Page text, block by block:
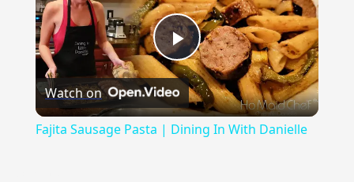
Play
Video
Watch on
Fajita Sausage Pasta | Dining In With Danielle